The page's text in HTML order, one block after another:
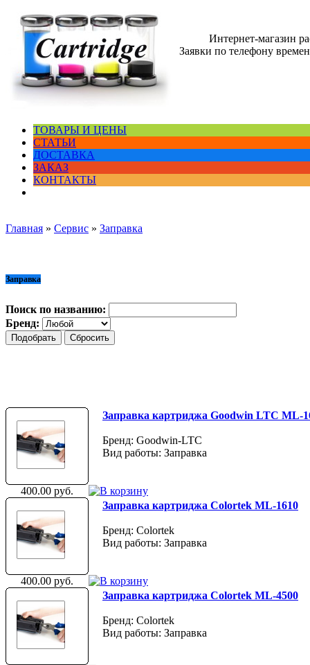
Интернет-магазин
Заявки по телефону
ТОВАРЫ И ЦЕНЫ
СТАТЬИ
ДОСТАВКА
ЗАКАЗ
КОНТАКТЫ
Главная » Сервис » Заправка
Заправка
Поиск по названию:
Бренд:
Заправка картриджа Goodwin LTC ML-
Бренд: Goodwin-LTC
Вид работы: Заправка
400.00 руб.
Заправка картриджа Colortek ML-1610
Бренд: Colortek
Вид работы: Заправка
400.00 руб.
Заправка картриджа Colortek ML-4500
Бренд: Colortek
Вид работы: Заправка